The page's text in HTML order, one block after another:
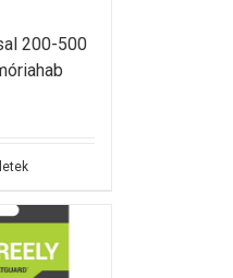
200-500